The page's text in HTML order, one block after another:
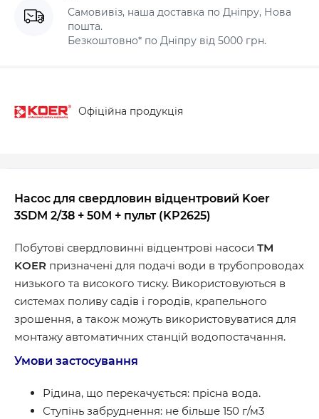
Самовивіз, наша доставка по Дніпру, Нова
пошта.
Безкоштовно* по Дніпру від 5000 грн.
Офіційна продукція
Насос для свердловин відцентровий Koer
3SDM 2/38 + 50M + пульт (KP2625)
Побутові свердловинні відцентрові насоси ТМ
KOER призначенi для подачі води в трубопроводах
низького та високого тиску. Використовуються в
системах поливу садів і городів, крапельного
зрошення, а також можуть використовуватися для
монтажу автоматичних станцій водопостачання.
Умови застосування
Рідина, що перекачується: прісна вода.
Ступінь забруднення: не більше 150 г/м3